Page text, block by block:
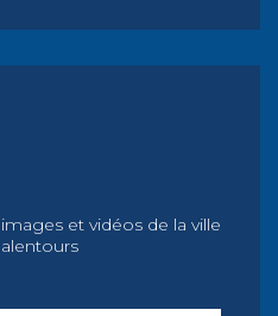
et vidéos de la ville